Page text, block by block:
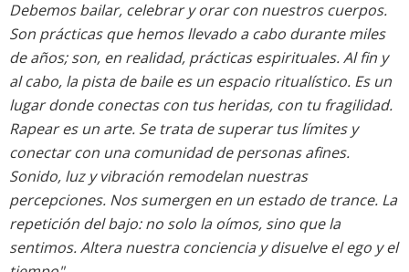
Debemos bailar, celebrar y orar con nuestros cuerpos.
Son prácticas que hemos llevado a cabo durante miles
de años; son, en realidad, prácticas espirituales. Al fin y
al cabo, la pista de baile es un espacio ritualístico. Es un
lugar donde conectas con tus heridas, con tu fragilidad.
Rapear es un arte. Se trata de superar tus límites y
conectar con una comunidad de personas afines.
Sonido, luz y vibración remodelan nuestras
percepciones. Nos sumergen en un estado de trance. La
repetición del bajo: no solo la oímos, sino que la
sentimos. Altera nuestra conciencia y disuelve el ego y el